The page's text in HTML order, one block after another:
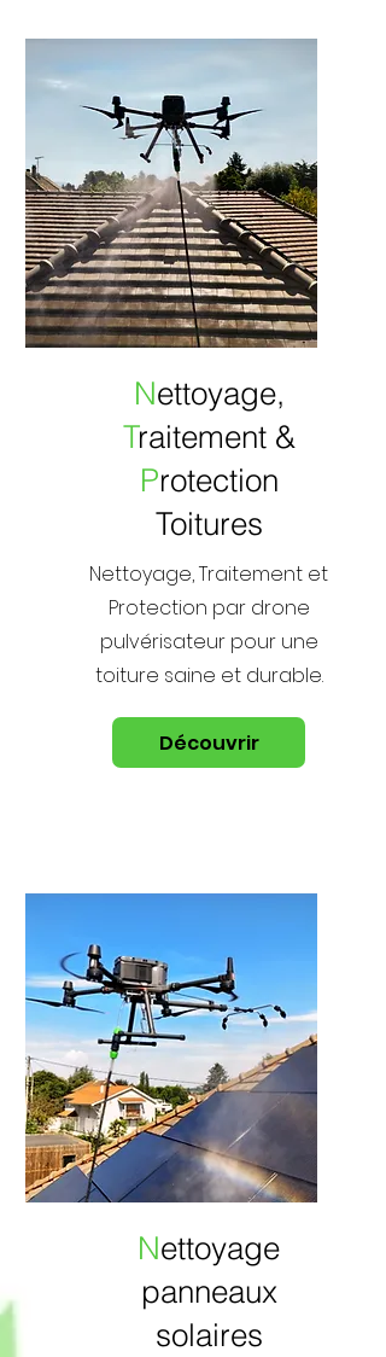
Nettoyage,
Traitement &
Protection
Toitures
Nettoyage, Traitement et
Protection par drone
pulvérisateur pour une
toiture saine et durable.
Découvrir
Nettoyage
panneaux
solaires